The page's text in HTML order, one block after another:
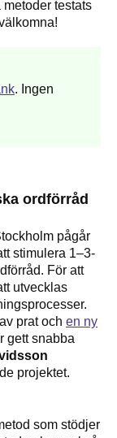
testats
. Ingen
ordförråd
pågår
stimulera 1–3-
För att
utvecklas
prat och en ny
gett snabba
projektet.
som stödjer